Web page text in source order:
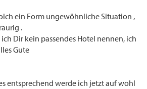
ein Form ungewöhnliche Situation ,
.
Dir kein passendes Hotel nennen, ich
Gute
entsprechend werde ich jetzt auf wohl